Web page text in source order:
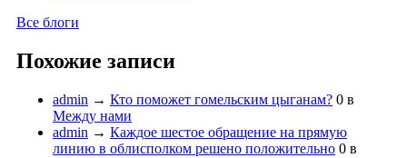
Все блоги
Похожие записи
admin → Кто поможет гомельским цыганам? 0 в
Между нами
admin → Каждое шестое обращение на прямую
линию в облисполком решено положительно 0 в